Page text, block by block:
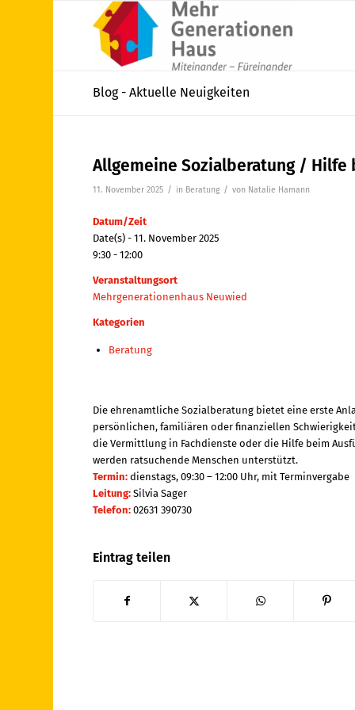
Blog - Aktuelle Neuigkeiten
Allgemeine Sozialberatung / Hilfe
11. November 2025 / in Beratung / von Natalie Hamann
Datum/Zeit
Date(s) - 11. November 2025
9:30 - 12:00
Veranstaltungsort
Mehrgenerationenhaus Neuwied
Kategorien
Beratung
Die ehrenamtliche Sozialberatung bietet eine erste
persönlichen, familiären oder finanziellen
die Vermittlung in Fachdienste oder die Hilfe beim
werden ratsuchende Menschen unterstützt.
Termin: dienstags, 09:30 – 12:00 Uhr, mit Terminvergabe
Leitung: Silvia Sager
Telefon: 02631 390730
Eintrag teilen